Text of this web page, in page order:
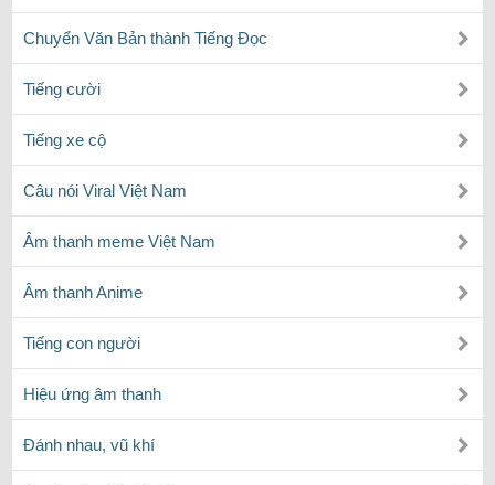
Chuyển Văn Bản thành Tiếng Đọc
Tiếng cười
Tiếng xe cộ
Câu nói Viral Việt Nam
Âm thanh meme Việt Nam
Âm thanh Anime
Tiếng con người
Hiệu ứng âm thanh
Đánh nhau, vũ khí